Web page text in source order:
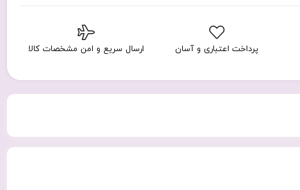
پرداخت اعتباری و آسان ارسال سریع و امن مشخصات کالا